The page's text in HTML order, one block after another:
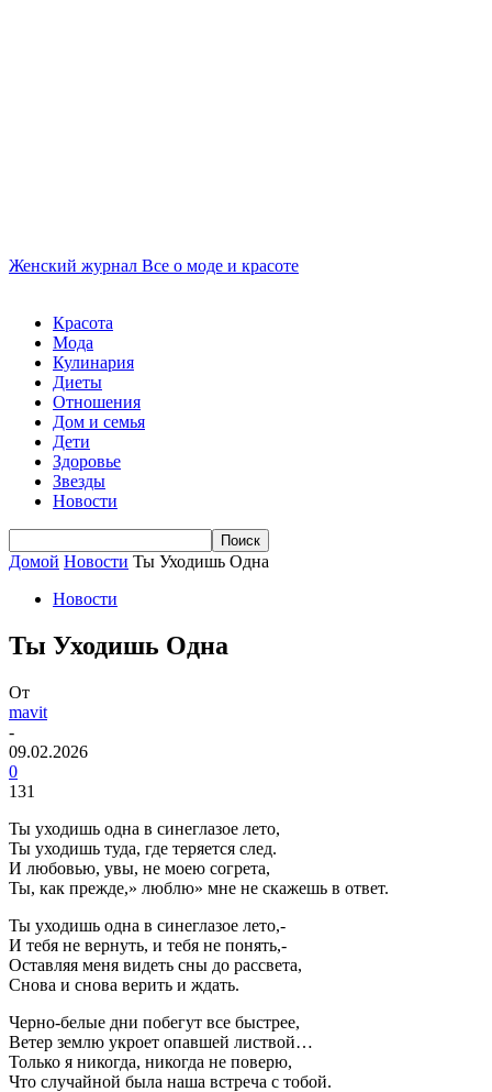
Женский журнал Все о моде и красоте
Красота
Мода
Кулинария
Диеты
Отношения
Дом и семья
Дети
Здоровье
Звезды
Новости
Домой Новости Ты Уходишь Одна
Новости
Ты Уходишь Одна
От
mavit
-
09.02.2026
0
131
Ты уходишь одна в синеглазое лето,
Ты уходишь туда, где теряется след.
И любовью, увы, не моею согрета,
Ты, как прежде,» люблю» мне не скажешь в ответ.
Ты уходишь одна в синеглазое лето,-
И тебя не вернуть, и тебя не понять,-
Оставляя меня видеть сны до рассвета,
Снова и снова верить и ждать.
Черно-белые дни побегут все быстрее,
Ветер землю укроет опавшей листвой…
Только я никогда, никогда не поверю,
Что случайной была наша встреча с тобой.